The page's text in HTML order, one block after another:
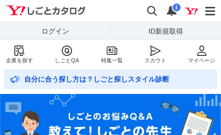
Yahoo!しごとカタログ
検索
通知
i
ログイン ID新規取得
企業を探す しごとQA 特集一覧 スカウト マイページ
自分に合う探し方は？しごと探しスタイル診断